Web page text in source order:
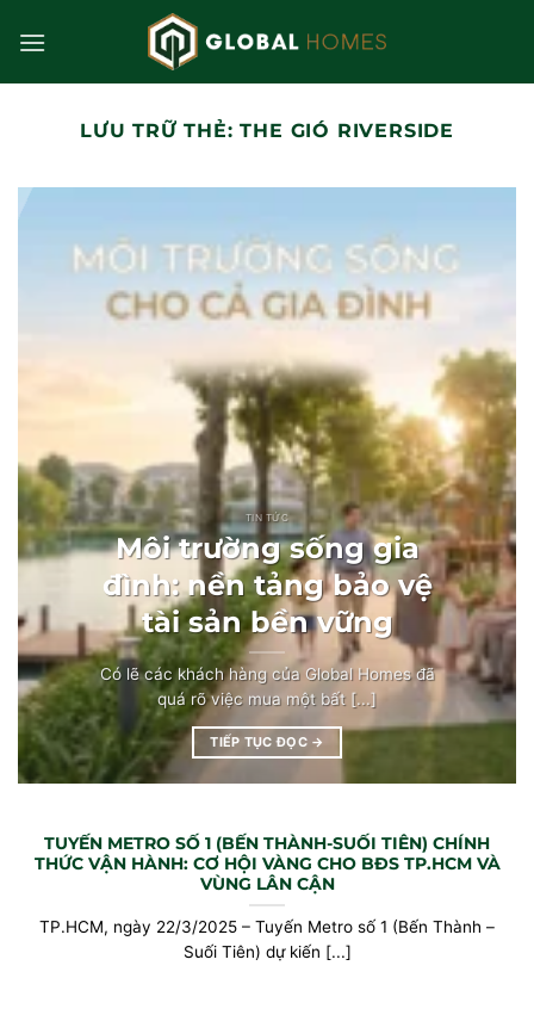
qua
LƯU TRỮ THẺ:THE GIÓ RIVERSIDE
TIN TỨC
Môi trường sống gia
đình: nền tảng bảo vệ
tài sản bền vững
Có lẽ các khách hàng của Global Homes đã
quá rõ việc mua một bất [...]
TIẾP TỤC ĐỌC →
TUYẾN METRO SỐ 1 (BẾN THÀNH-SUỐI TIÊN) CHÍNH
THỨC VẬN HÀNH: CƠ HỘI VÀNG CHO BĐS TP.HCM VÀ
VÙNG LÂN CẬN
TP.HCM, ngày 22/3/2025 – Tuyến Metro số 1 (Bến Thành –
Suối Tiên) dự kiến [...]